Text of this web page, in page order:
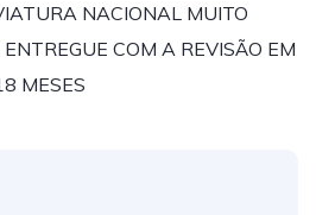
NACIONAL MUITO
COM A REVISÃO EM
MESES